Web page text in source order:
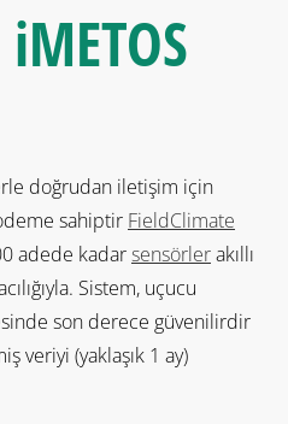
iMETOS
doğrudan iletişim için
sahiptir FieldClimate
adede kadarsensörlerakıllı
Sistem, uçucu
son derece güvenilirdir
veriyi (yaklaşık 1 ay)